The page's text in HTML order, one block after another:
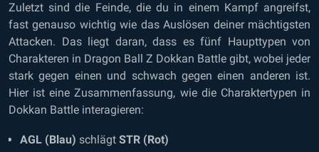
Zuletzt sind die Feinde, die du in einem Kampf angreifst,
fast genauso wichtig wie das Auslösen deiner mächtigsten
Attacken. Das liegt daran, dass es fünf Haupttypen von
Charakteren in Dragon Ball Z Dokkan Battle gibt, wobei jeder
stark gegen einen und schwach gegen einen anderen ist.
Hier ist eine Zusammenfassung, wie die Charaktertypen in
Dokkan Battle interagieren:
AGL (Blau) schlägt STR (Rot)